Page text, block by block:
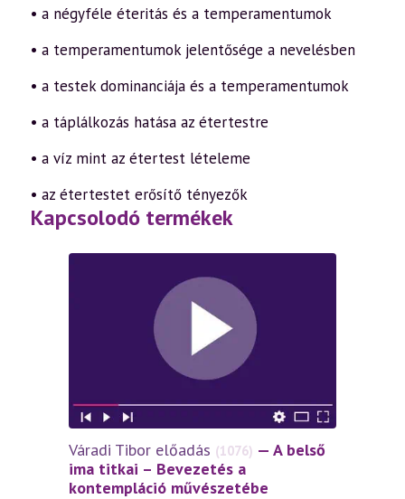
• a négyféle éteritás és a temperamentumok
• a temperamentumok jelentősége a nevelésben
• a testek dominanciája és a temperamentumok
• a táplálkozás hatása az étertestre
• a víz mint az étertest lételeme
• az étertestet erősítő tényezők
Kapcsolodó termékek
Váradi Tibor előadás (1076) — A belső
ima titkai – Bevezetés a
kontempláció művészetébe